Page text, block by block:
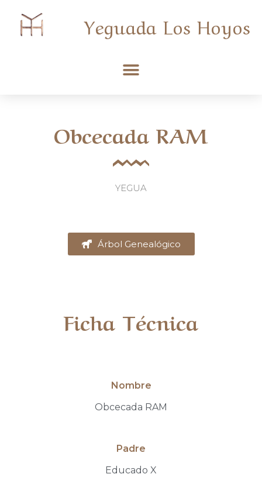
Yeguada Los Hoyos
Obcecada RAM
YEGUA
Árbol Genealógico
Ficha Técnica
Nombre
Obcecada RAM
Padre
Educado X